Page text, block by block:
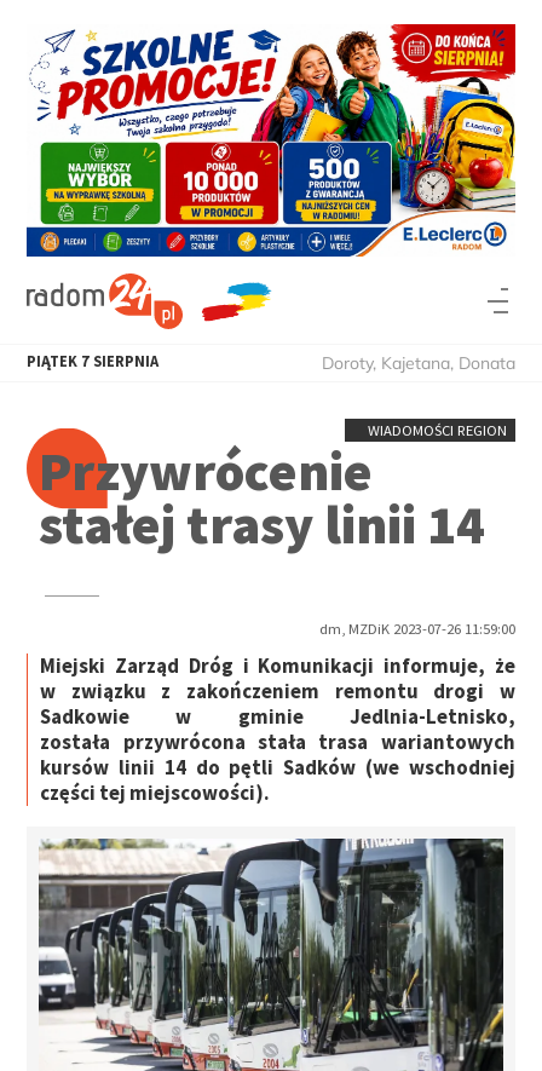
PIĄTEK 7 SIERPNIA Doroty, Kajetana, Donata
WIADOMOŚCI REGION
Przywrócenie
stałej trasy linii 14
dm, MZDiK 2023-07-26 11:59:00
Miejski Zarząd Dróg i Komunikacji informuje, że
w związku z zakończeniem remontu drogi w
Sadkowie w gminie Jedlnia-Letnisko,
została przywrócona stała trasa wariantowych
kursów linii 14 do pętli Sadków (we wschodniej
części tej miejscowości).